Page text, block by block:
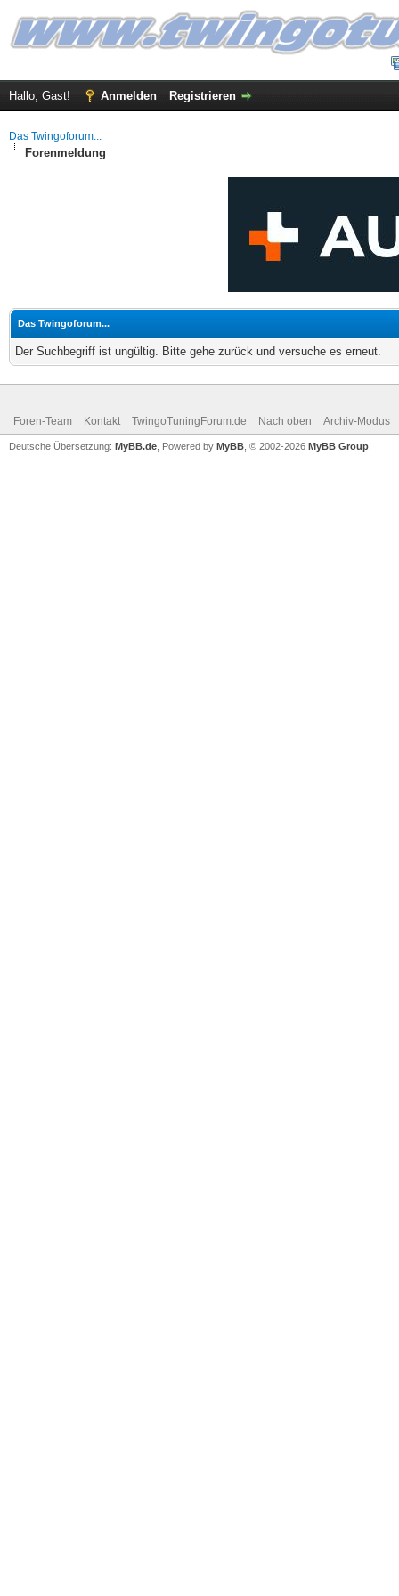
Hallo, Gast! Anmelden Registrieren
Das Twingoforum...
Forenmeldung
Das Twingoforum...
Der Suchbegriff ist ungültig. Bitte gehe zurück und versuche es erneut.
Foren-Team Kontakt TwingoTuningForum.de Nach oben Archiv-Modus
Deutsche Übersetzung: MyBB.de , Powered by MyBB , © 2002-2026 MyBB Group